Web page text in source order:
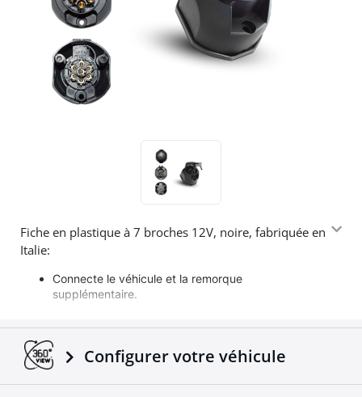
Fiche en plastique à 7 broches 12V, noire, fabriquée en
Italie:
Connecte le véhicule et la remorque
supplémentaire.
véhicule à la remorque.
Adaptable sur tous les camions / remorques.
Fabriqué selon les normes européennes.
Configurer votre véhicule